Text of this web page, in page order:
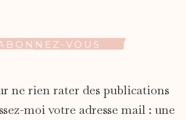
VOUS
ne rien rater des publications
moi votre adresse mail : une